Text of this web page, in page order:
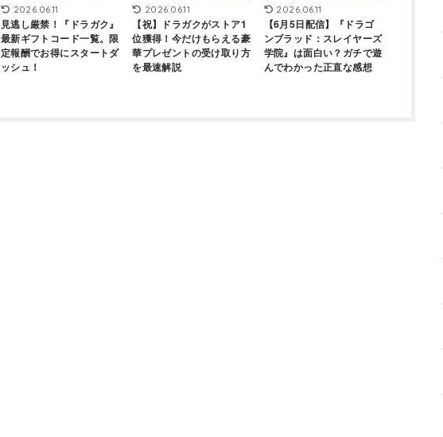
2026.06.11
見逃し厳禁！『ドラガク』
最新ギフトコード一覧。限
定報酬でお得にスタートダ
ッシュ！
2026.06.11
【祝】ドラガクがストア1
位獲得！今だけもらえる豪
華プレゼントの受け取り方
を最速解説
2026.06.11
【6月5日配信】『ドラゴ
ンブラッド：スレイヤーズ
学院』は面白い？ガチで遊
んでわかった正直な感想